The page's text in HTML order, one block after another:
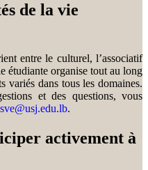
de la vie
entre le culturel, l’associatif
étudiante organise tout au long
variés dans tous les domaines.
et des questions, vous
sve@usj.edu.lb.
activement à